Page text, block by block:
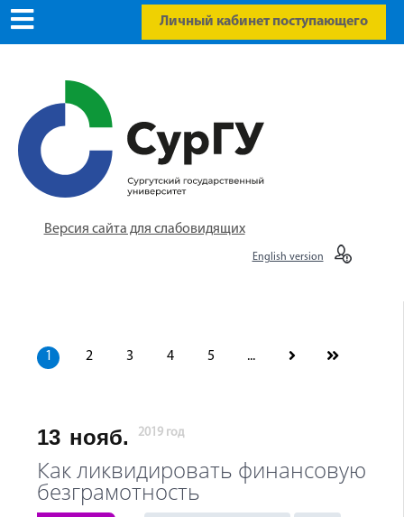
Личный кабинет поступающего
Версия сайта для слабовидящих
English version
1 2 3 4 5 ...
13 нояб. 2019 год
Как ликвидировать финансовую
безграмотность